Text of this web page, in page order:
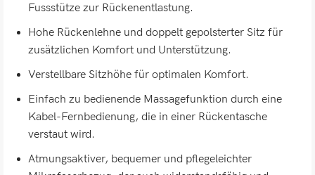
Fussstütze zur Rückenentlastung.
Hohe Rückenlehne und doppelt gepolsterter Sitz für
zusätzlichen Komfort und Unterstützung.
Verstellbare Sitzhöhe für optimalen Komfort.
Einfach zu bedienende Massagefunktion durch eine
Kabel-Fernbedienung, die in einer Rückentasche
verstaut wird.
Atmungsaktiver, bequemer und pflegeleichter